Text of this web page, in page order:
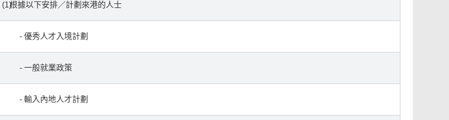
(1)根據以下安排／計劃來港的人士
- 優秀人才入境計劃
- 一般就業政策
- 輸入內地人才計劃